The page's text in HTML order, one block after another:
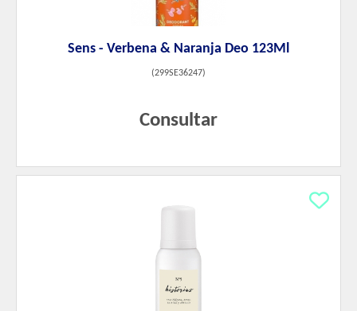
Sens - Verbena & Naranja Deo 123Ml
(299SE36247)
Consultar